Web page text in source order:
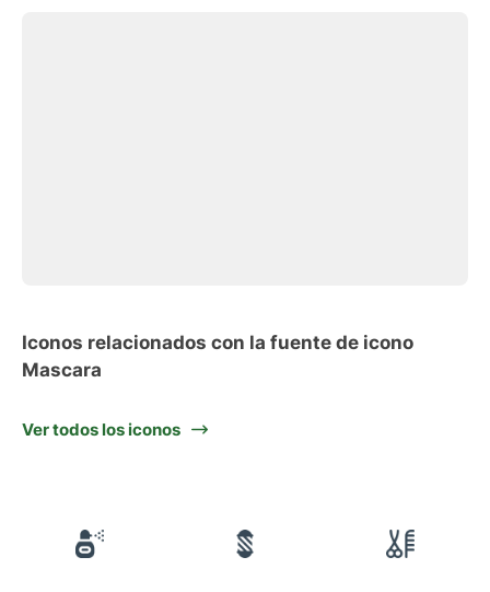
Iconos relacionados con la fuente de icono
Mascara
Ver todos los iconos